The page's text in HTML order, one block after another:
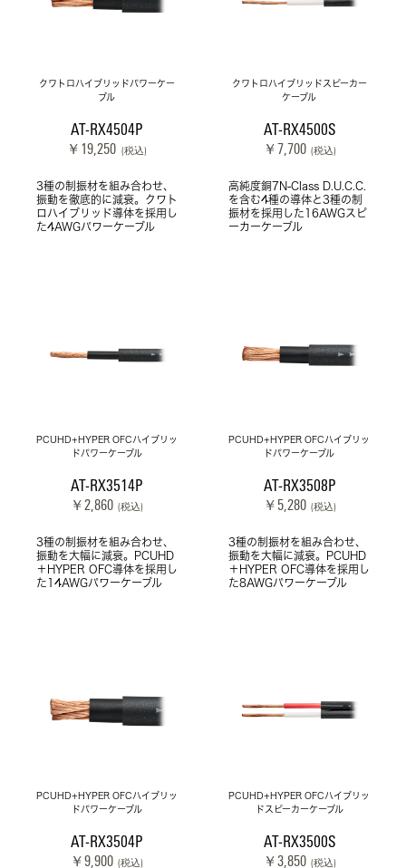
クワトロハイブリッドパワーケー
ブル
AT-RX4504P
￥19,250 (税込)
3種の制振材を組み合わせ、
振動を徹底的に減衰。クワト
ロハイブリッド導体を採用し
た4AWGパワーケーブル
クワトロハイブリッドスピーカー
ケーブル
AT-RX4500S
￥7,700 (税込)
高純度銅7N-Class D.U.C.C.
を含む4種の導体と3種の制
振材を採用した16AWGスピ
ーカーケーブル
PCUHD+HYPER OFCハイブリッ
ドパワーケーブル
AT-RX3514P
￥2,860 (税込)
3種の制振材を組み合わせ、
振動を大幅に減衰。PCUHD
＋HYPER OFC導体を採用し
た14AWGパワーケーブル
PCUHD+HYPER OFCハイブリッ
ドパワーケーブル
AT-RX3508P
￥5,280 (税込)
3種の制振材を組み合わせ、
振動を大幅に減衰。PCUHD
＋HYPER OFC導体を採用し
た8AWGパワーケーブル
PCUHD+HYPER OFCハイブリッ
ドパワーケーブル
AT-RX3504P
￥9,900 (税込)
PCUHD+HYPER OFCハイブリッ
ドスピーカーケーブル
AT-RX3500S
￥3,850 (税込)